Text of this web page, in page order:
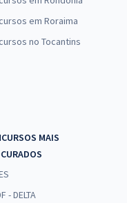
em Roraima
no Tocantins
MAIS
- DELTA